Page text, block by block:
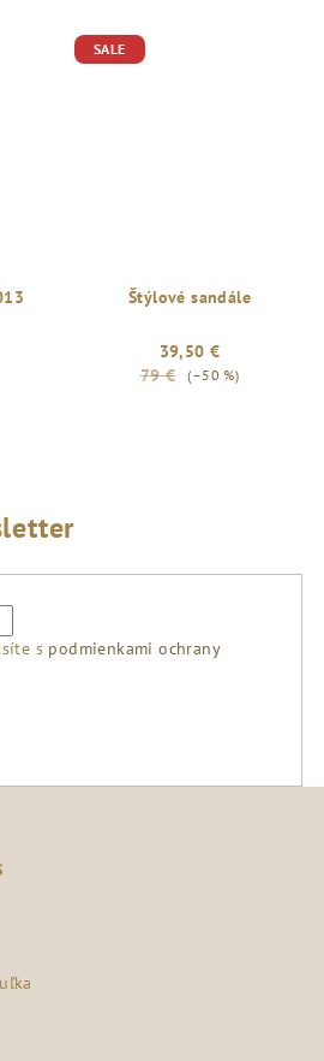
SALE
Štýlové sandále
39,50 €
79 €
(–50 %)
s podmienkami ochrany